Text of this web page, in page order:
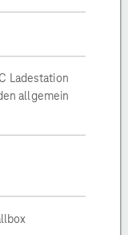
Ladestation
allgemein